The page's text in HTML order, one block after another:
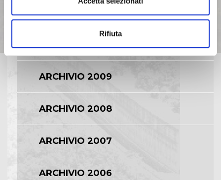
Rifiuta
ARCHIVIO 2011
ARCHIVIO 2010
ARCHIVIO 2009
ARCHIVIO 2008
ARCHIVIO 2007
ARCHIVIO 2006